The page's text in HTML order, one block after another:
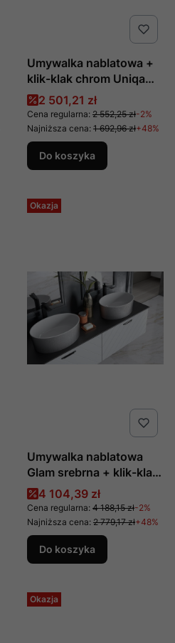
Umywalka nablatowa +
klik-klak chrom Uniqa
produkcji Besco
Cena promocyjna
2 501,21 zł
Cena regularna: 2 552,25 zł-2%
Najniższa cena: 1 692,96 zł+48%
Do koszyka
Okazja
Umywalka nablatowa
Glam srebrna + klik-klak
chrom produkcji Besco
Cena promocyjna
4 104,39 zł
Cena regularna: 4 188,15 zł-2%
Najniższa cena: 2 779,17 zł+48%
Do koszyka
Okazja